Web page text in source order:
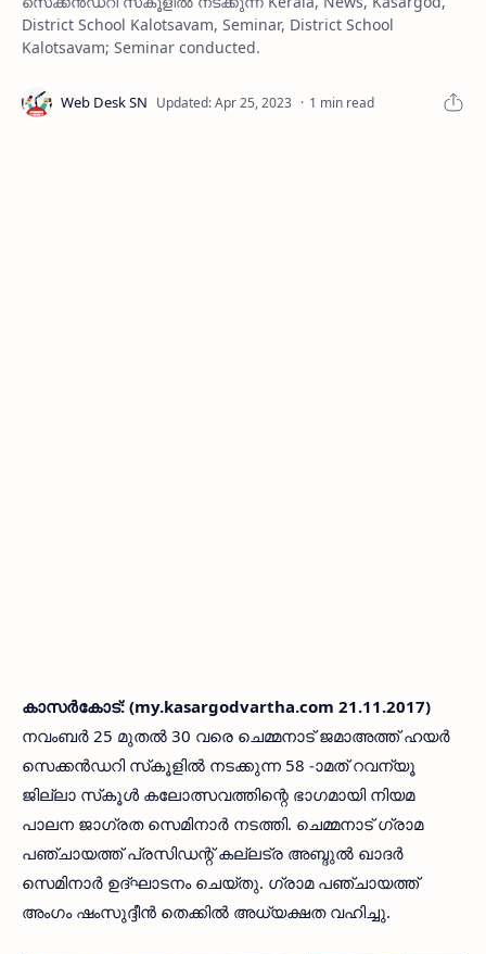
District School Kalotsavam, Seminar, District School
Kalotsavam; Seminar conducted.
1 min read
കാസര്‍കോട്: (my.kasargodvartha.com 21.11.2017)
നവംബര്‍ 25 മുതല്‍ 30 വരെ ചെമ്മനാട് ജമാഅത്ത് ഹയര്‍
സെക്കന്‍ഡറി സ്‌കൂളില്‍ നടക്കുന്ന 58 -ാമത് റവന്യൂ
ജില്ലാ സ്‌കൂള്‍ കലോത്സവത്തിന്റെ ഭാഗമായി നിയമ
പാലന ജാഗ്രത സെമിനാര്‍ നടത്തി. ചെമ്മനാട് ഗ്രാമ
പഞ്ചായത്ത് പ്രസിഡന്റ് കല്ലട്ര അബ്ദുല്‍ ഖാദര്‍
സെമിനാര്‍ ഉദ്ഘാടനം ചെയ്തു. ഗ്രാമ പഞ്ചായത്ത്
അംഗം ഷംസുദ്ദീന്‍ തെക്കില്‍ അധ്യക്ഷത വഹിച്ചു.